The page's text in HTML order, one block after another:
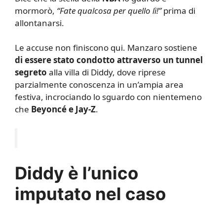
mormorò, “Fate qualcosa per quello lì!”prima di
allontanarsi.
Le accuse non finiscono qui. Manzaro sostiene
di essere stato condotto attraverso un tunnel
segreto alla villa di Diddy, dove riprese
parzialmente conoscenza in un’ampia area
festiva, incrociando lo sguardo con nientemeno
che Beyoncé e Jay-Z.
Diddy è l’unico
imputato nel caso